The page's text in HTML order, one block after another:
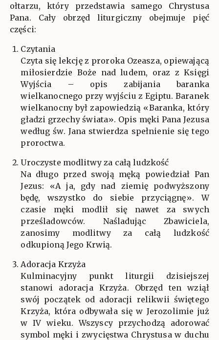
ołtarzu, który przedstawia samego Chrystusa
Pana. Cały obrzęd liturgiczny obejmuje pięć
części:
Czytania
Czyta się lekcję z proroka Ozeasza, opiewającą
miłosierdzie Boże nad ludem, oraz z Księgi
Wyjścia – opis zabijania baranka
wielkanocnego przy wyjściu z Egiptu. Baranek
wielkanocny był zapowiedzią «Baranka, który
gładzi grzechy świata». Opis męki Pana Jezusa
według św. Jana stwierdza spełnienie się tego
proroctwa.
Uroczyste modlitwy za całą ludzkość
Na długo przed swoją męką powiedział Pan
Jezus: «A ja, gdy nad ziemię podwyższony
będę, wszystko do siebie przyciągnę». W
czasie męki modlił się nawet za swych
prześladowców. Naśladując Zbawiciela,
zanosimy modlitwy za całą ludzkość
odkupioną Jego Krwią.
Adoracja Krzyża
Kulminacyjny punkt liturgii dzisiejszej
stanowi adoracja Krzyża. Obrzęd ten wziął
swój początek od adoracji relikwii świętego
Krzyża, która odbywała się w Jerozolimie już
w IV wieku. Wszyscy przychodzą adorować
symbol męki i zwycięstwa Chrystusa w duchu